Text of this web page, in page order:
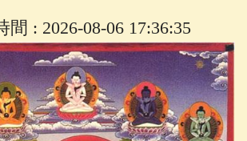
間 : 2026-08-06 17:36:35